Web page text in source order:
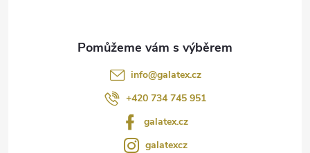
info@galatex.cz
+420 734 745 951
galatex.cz
galatexcz